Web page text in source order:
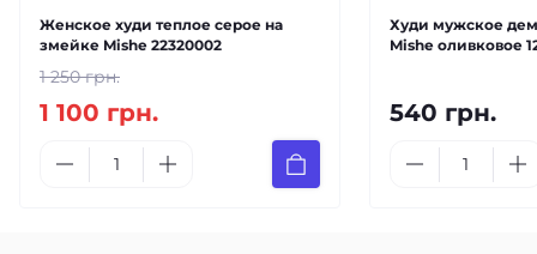
Женское худи теплое серое на
змейке Mishe 22320002
1 250 грн.
1 100 грн.
Худи мужское
Mishe оливковое
540 грн.